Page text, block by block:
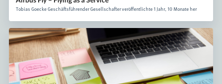
Tobias Goecke Geschäftsführender Gesellschafter veröffentlichte 1 Jahr, 10 Monate her